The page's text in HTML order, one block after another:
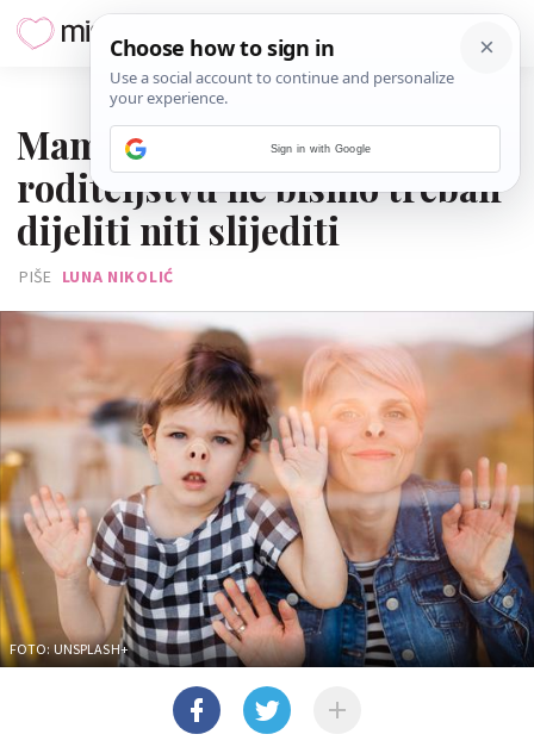
Mama: Ovaj savjet o
roditeljstvu ne bismo trebali
dijeliti niti slijediti
PIŠE LUNA NIKOLIĆ
FOTO: UNSPLASH+
Sign in with Google